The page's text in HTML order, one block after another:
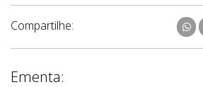
Compartilhe:
Ementa: